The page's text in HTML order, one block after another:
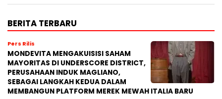
BERITA TERBARU
Pers Rilis
MONDEVITA MENGAKUISISI SAHAM
MAYORITAS DI UNDERSCORE DISTRICT,
PERUSAHAAN INDUK MAGLIANO,
SEBAGAI LANGKAH KEDUA DALAM
MEMBANGUN PLATFORM MEREK MEWAH ITALIA BARU